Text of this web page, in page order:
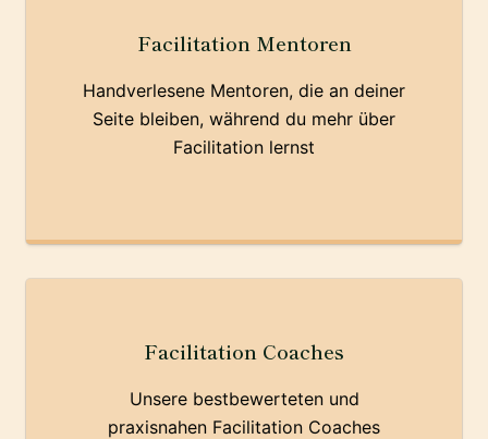
Facilitation Mentoren
Handverlesene Mentoren, die an deiner
Seite bleiben, während du mehr über
Facilitation lernst
Facilitation Coaches
Unsere bestbewerteten und
praxisnahen Facilitation Coaches